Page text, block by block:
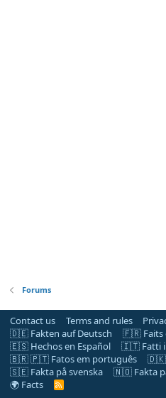
Forums
Contact us Terms and rules
🇩🇪 Fakten auf Deutsch
🇫🇷 Faits
🇪🇸 Hechos en Español
🇮🇹 Fatti
🇧🇷 🇵🇹 Fatos em português
🇩🇰
🇸🇪 Fakta på svenska
🇳🇴 Fakta
🌍 Facts
R